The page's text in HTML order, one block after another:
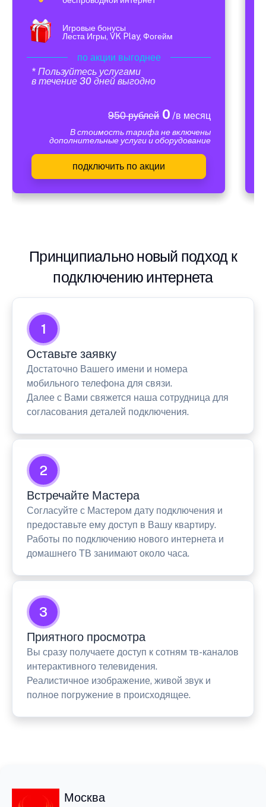
Игровые бонусы
Леста Игры, VK Play, Фогейм
по акции выгоднее
* Пользуйтесь услугами
в течение 30 дней выгодно
950 рублей0 /в месяц
В стоимость тарифа не включены
дополнительные услуги и оборудование
подключить по акции
Принципиально новый подход к
подключению интернета
1
Оставьте заявку
Достаточно Вашего имени и номера
мобильного телефона для связи.
Далее с Вами свяжется наша сотрудница для
согласования деталей подключения.
2
Встречайте Мастера
Согласуйте с Мастером дату подключения и
предоставьте ему доступ в Вашу квартиру.
Работы по подключению нового интернета и
домашнего ТВ занимают около часа.
3
Приятного просмотра
Вы сразу получаете доступ к сотням тв-каналов
интерактивного телевидения.
Реалистичное изображение, живой звук и
полное погружение в происходящее.
Москва